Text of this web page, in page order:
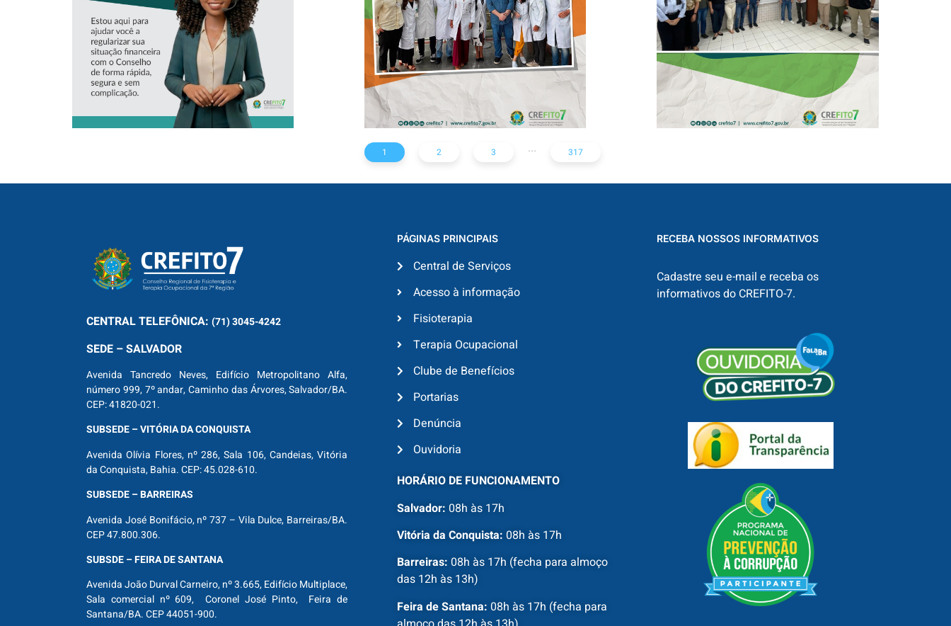
CREFITO-7
ARISTIDES
MALTEZ
ESTADO
1 2 3 ... 317
CENTRALTELEFÔNICA: (71) 3045-4242
SEDE – SALVADOR
Avenida Tancredo Neves, Edifício Metropolitano Alfa,
número 999, 7º andar, Caminho das Árvores, Salvador/BA.
CEP: 41820-021.
SUBSEDE – VITÓRIA DA CONQUISTA
Avenida Olívia Flores, nº 286, Sala 106, Candeias, Vitória
da Conquista, Bahia. CEP: 45.028-610.
SUBSEDE – BARREIRAS
Avenida José Bonifácio, nº 737 – Vila Dulce, Barreiras/BA.
CEP 47.800.306.
SUBSDE – FEIRA DE SANTANA
Avenida João Durval Carneiro, nº 3.665, Edifício Multiplace,
Sala comercial nº 609, Coronel José Pinto, Feira de
Santana/BA. CEP 44051-900.
PÁGINAS PRINCIPAIS
Central de Serviços
Acesso à informação
Fisioterapia
Terapia Ocupacional
Clube de Benefícios
Portarias
Denúncia
Ouvidoria
HORÁRIO DE FUNCIONAMENTO
Salvador: 08h às 17h
Vitória da Conquista: 08h às 17h
Barreiras: 08h às 17h (fecha para almoço
das 12h às 13h)
Feira de Santana: 08h às 17h (fecha para
RECEBA NOSSOS INFORMATIVOS
Cadastre seu e-mail e receba os
informativos do CREFITO-7.